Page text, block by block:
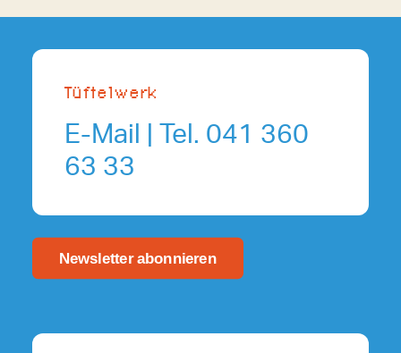
Tüftelwerk
E-Mail
| Tel. 041 360
63 33
Newsletter abonnieren